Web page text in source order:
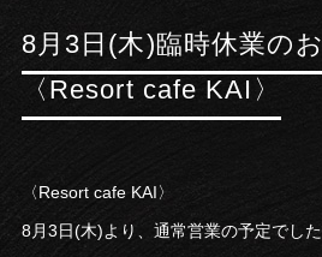
8月3日(木)臨時休業の
〈Resort cafe KAI〉
〈Resort cafe KAI〉
8月3日(木)より、通常営業の予定でし